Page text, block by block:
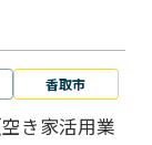
香取市
き家活用業